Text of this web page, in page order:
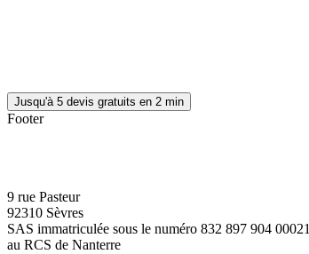
Jusqu'à 5 devis gratuits en 2 min
Footer
9 rue Pasteur
92310 Sèvres
SAS immatriculée sous le numéro 832 897 904 00021
au RCS de Nanterre